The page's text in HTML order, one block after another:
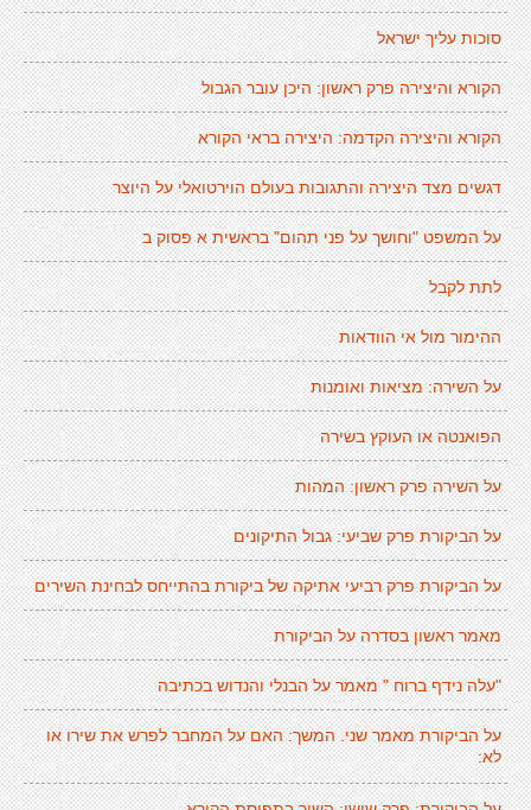
סוכות עליך ישראל
הקורא והיצירה פרק ראשון: היכן עובר הגבול
הקורא והיצירה הקדמה: היצירה בראי הקורא
דגשים מצד היצירה והתגובות בעולם הוירטואלי על היוצר
על המשפט "וחושך על פני תהום" בראשית א פסוק ב
לתת לקבל
ההימור מול אי הוודאות
על השירה: מציאות ואומנות
הפואנטה או העוקץ בשירה
על השירה פרק ראשון: המהות
על הביקורת פרק שביעי: גבול התיקונים
על הביקורת פרק רביעי אתיקה של ביקורת בהתייחס לבחינת השירים
מאמר ראשון בסדרה על הביקורת
"עלה נידף ברוח " מאמר על הבנלי והנדוש בכתיבה
על הביקורת מאמר שני. המשך: האם על המחבר לפרש את שירו או
לא: